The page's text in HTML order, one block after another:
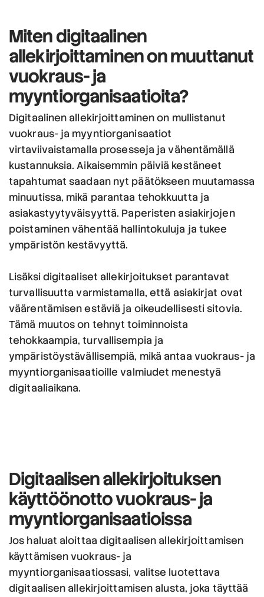
Mitendigitaalinen
allekirjoittaminen on muuttanut
vuokraus- ja
myyntiorganisaatioita?
Digitaalinen allekirjoittaminen on mullistanut
vuokraus- ja myyntiorganisaatiot
virtaviivaistamalla prosesseja ja vähentämällä
kustannuksia. Aikaisemmin päiviä kestäneet
tapahtumat saadaan nyt päätökseen muutamassa
minuutissa, mikä parantaa tehokkuutta ja
asiakastyytyväisyyttä. Paperisten asiakirjojen
poistaminen vähentää hallintokuluja ja tukee
ympäristön kestävyyttä.
Lisäksi digitaaliset allekirjoitukset parantavat
turvallisuutta varmistamalla, että asiakirjat ovat
väärentämisen estäviä ja oikeudellisesti sitovia.
Tämä muutos on tehnyt toiminnoista
tehokkaampia, turvallisempia ja
ympäristöystävällisempiä, mikä antaa vuokraus- ja
myyntiorganisaatioille valmiudet menestyä
digitaaliaikana.
Digitaalisen allekirjoituksen
käyttöönottovuokraus- ja
myyntiorganisaatioissa
Jos haluat aloittaa digitaalisen allekirjoittamisen
käyttämisen vuokraus- ja
myyntiorganisaatiossasi, valitse luotettava
digitaalisen allekirjoittamisen alusta, joka täyttää